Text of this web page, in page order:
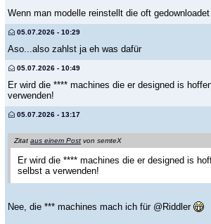
Wenn man modelle reinstellt die oft
05.07.2026 - 10:29
Aso...also zahlst ja eh was dafür
05.07.2026 - 10:49
Er wird die **** machines die er designed is
verwenden!
05.07.2026 - 13:17
Zitat aus einem Post von semteX
Er wird die **** machines die er designed is
selbst a verwenden!
Nee, die *** machines mach ich für @Riddler